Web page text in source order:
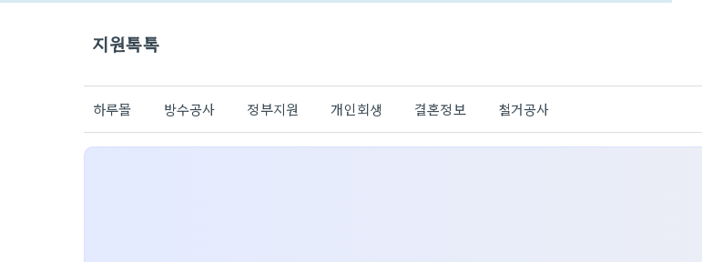
지원톡톡
하루몰 방수공사 정부지원 개인회생 결혼정보 철거공사